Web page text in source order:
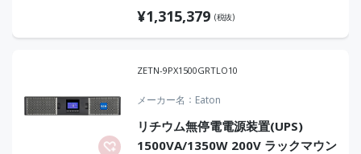
¥1,315,379 (税抜)
ZETN-9PX1500GRTLO10
メーカー名 Eaton
リチウム無停電電源装置(UPS)
1500VA/1350W 200V ラックマウン